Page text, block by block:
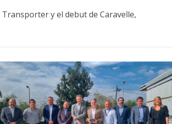
y el debut de Caravelle,